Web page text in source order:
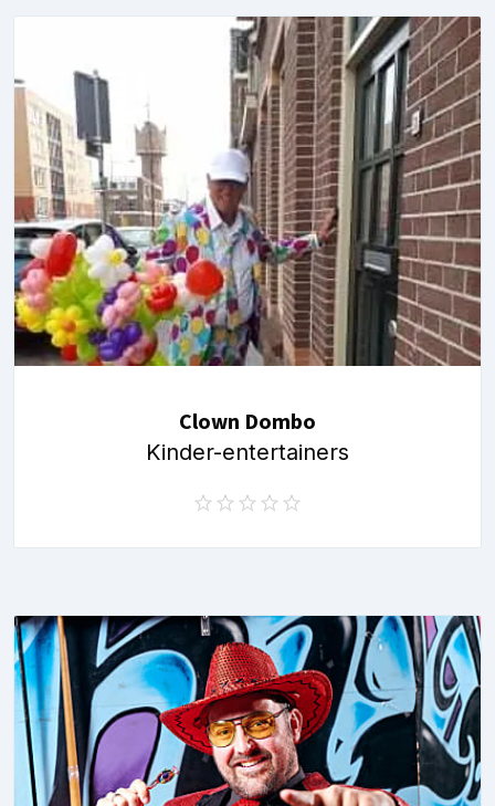
Clown Dombo
Kinder-entertainers